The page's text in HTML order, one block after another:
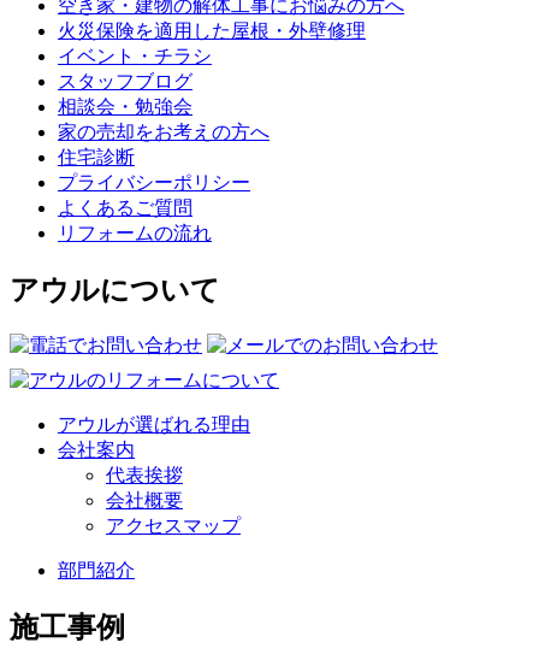
空き家・建物の解体工事にお悩みの方へ
火災保険を適用した屋根・外壁修理
イベント・チラシ
スタッフブログ
相談会・勉強会
家の売却をお考えの方へ
住宅診断
プライバシーポリシー
よくあるご質問
リフォームの流れ
アウルについて
アウルが選ばれる理由
会社案内
代表挨拶
会社概要
アクセスマップ
部門紹介
施工事例